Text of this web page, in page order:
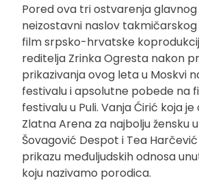
Pored ova tri ostvarenja
neizostavni naslov
film srpsko-hrvatske
reditelja Zrinka Ogresta nakon
prikazivanja ovog leta u Moskvi
festivalu i apsolutne pobede na
festivalu u Puli. Vanja Ćirić koja
Zlatna Arena za najbolju žensku
Šovagović Despot i Tea
prikazu međuljudskih odnosa
koju nazivamo porodica.